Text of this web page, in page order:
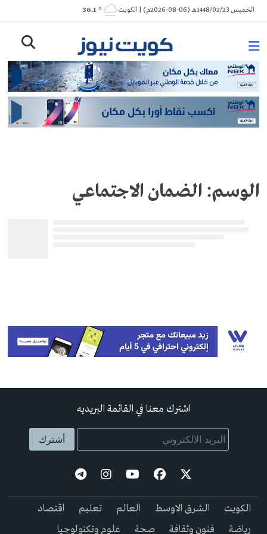
Skip
to
الخميس 1448/02/23هـ (06-08-2026م) | الكويت ° 36.1
الوسم: الضمان الاجتماعي
اشترك معنا في القائمة البريديه
الكويت الشرق الاوسط العالم تعليم
اقتصاد
رياضة
فنون وثقافة صحة علوم وتكنولوجيا